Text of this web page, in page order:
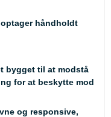
håndholdt
bygget til at modstå
for at beskytte mod
og responsive,